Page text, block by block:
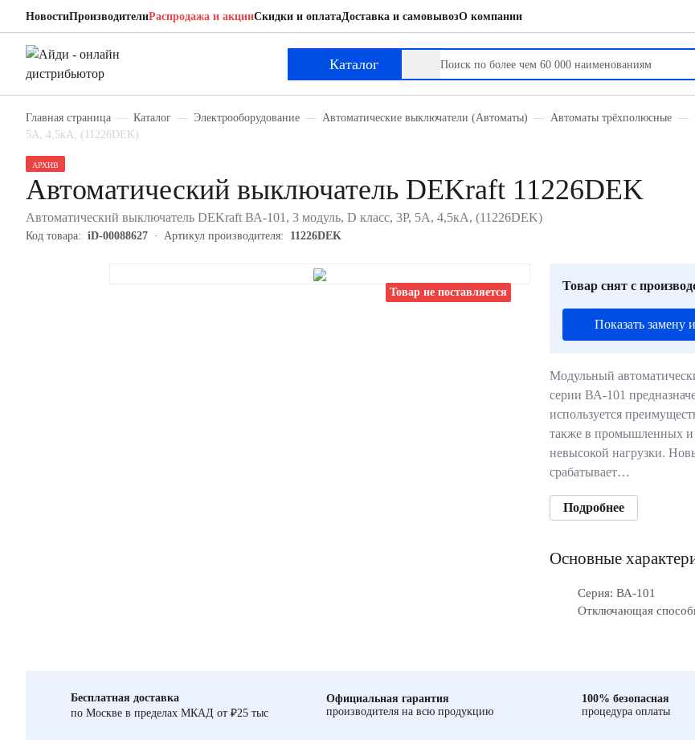
НовостиПроизводителиРаспродажа и акцииСкидки и оплатаДоставка и самовывозО компании
Каталог
Главная страница Каталог Электрооборудование Автоматические выключатели (Автоматы) Автоматы трёхполюсные
5А, 4,5кА, (11226DEK)
Товар не поставляется
АРХИВ
Автоматический выключатель DEKraft 11226DEK
Автоматический выключатель DEKraft ВА-101, 3 модуль, D класс, 3P, 5А, 4,5кА, (11226DEK)
Код товара: iD-00088627 Артикул производителя: 11226DEK
Товар снят с
Показать замену
Модульный
серии ВА-101
используется
также в промышленных и
невысокой нагрузки.
срабатывает…
Подробнее
Основные
Серия: ВА-101
Отключающая
Бесплатная доставка
по Москве в пределах МКАД от ₽25 тыс
Официальная гарантия
производителя на всю продукцию
100% безопасная
процедура оплаты
DEKraft 11226DEK
Автоматический выключатель